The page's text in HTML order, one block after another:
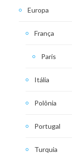
Europa
França
Paris
Itália
Polônia
Portugal
Turquia